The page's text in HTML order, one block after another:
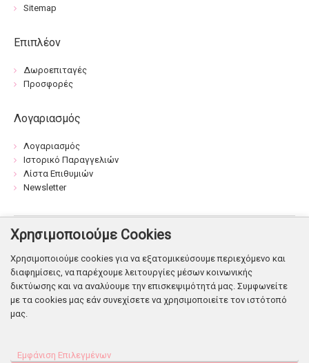
Sitemap
Επιπλέον
Δωροεπιταγές
Προσφορές
Λογαριασμός
Λογαριασμός
Ιστορικό Παραγγελιών
Λίστα Επιθυμιών
Newsletter
Βρείτε μας:
Χρησιμοποιούμε Cookies
Χρησιμοποιούμε cookies για να εξατομικεύσουμε περιεχόμενο και
διαφημίσεις, να παρέχουμε λειτουργίες μέσων κοινωνικής
δικτύωσης και να αναλύουμε την επισκεψιμότητά μας. Συμφωνείτε
με τα cookies μας εάν συνεχίσετε να χρησιμοποιείτε τον ιστότοπό
μας.
Εμφάνιση Επιλεγμένων